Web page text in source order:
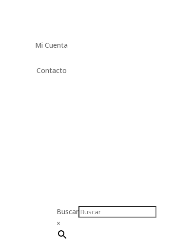
Mi Cuenta
Contacto
Buscar
×